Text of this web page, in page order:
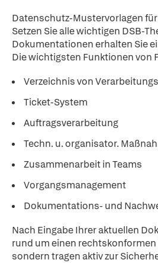
Datenschutz-Mustervorlagen
Setzen Sie alle wichtigen DSB-
Dokumentationen erhalten Sie
Die wichtigsten Funktionen von
Verzeichnis von
Ticket-System
Auftragsverarbeitung
Techn. u. organisator.
Zusammenarbeit in Teams
Vorgangsmanagement
Dokumentations- und
Nach Eingabe Ihrer aktuellen
rund um einen
sondern tragen aktiv zur